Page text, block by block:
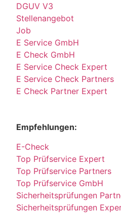
DGUV V3
Stellenangebot
Job
E Service GmbH
E Check GmbH
E Service Check Expert
E Service Check Partners
E Check Partner Expert
Empfehlungen:
E-Check
Top Prüfservice Expert
Top Prüfservice Partners
Top Prüfservice GmbH
Sicherheitsprüfungen
Sicherheitsprüfungen